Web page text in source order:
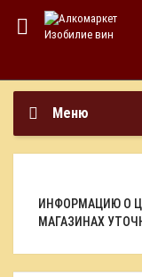
Меню
ИНФОРМАЦИЮ О
МАГАЗИНАХ